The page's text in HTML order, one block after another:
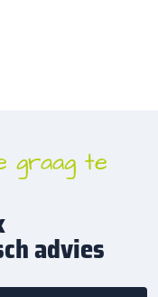
graag te
advies